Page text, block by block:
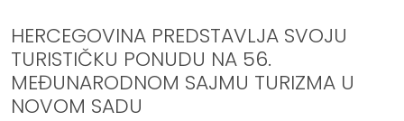
HERCEGOVINA PREDSTAVLJA SVOJU
TURISTIČKU PONUDU NA 56.
MEĐUNARODNOM SAJMU TURIZMA U
NOVOM SADU